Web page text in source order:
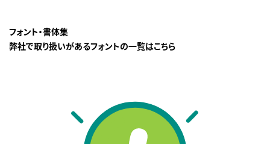
フォント・書体集
弊社で取り扱いがあるフォントの一覧はこちら